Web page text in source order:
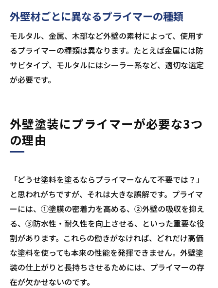
外壁材ごとに異なるプライマーの種類
モルタル、金属、木部など外壁の素材によって、使用す
るプライマーの種類は異なります。たとえば金属には防
サビタイプ、モルタルにはシーラー系など、適切な選定
が必要です。
外壁塗装にプライマーが必要な3つ
の理由
「どうせ塗料を塗るならプライマーなんて不要では？」
と思われがちですが、それは大きな誤解です。プライマ
ーには、①塗膜の密着力を高める、②外壁の吸収を抑え
る、③防水性・耐久性を向上させる、といった重要な役
割があります。これらの働きがなければ、どれだけ高価
な塗料を使っても本来の性能を発揮できません。外壁塗
装の仕上がりと長持ちさせるためには、プライマーの存
在が欠かせないのです。